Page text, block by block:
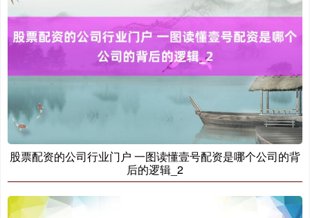
上证综指 3940.04 +39.68 +1.02%
深证成指 14311.01 +200.89 +1.42%
股票配资的公司行业门户 一图读懂壹号配资是哪个公司的背
后的逻辑_2